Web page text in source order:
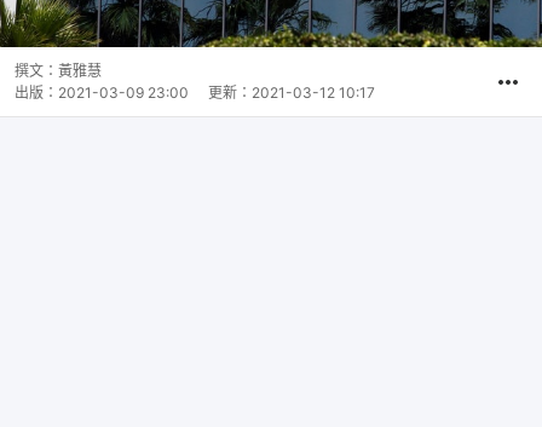
撰文： 黃雅慧
出版： 2021-03-09 23:00 更新： 2021-03-12 10:17